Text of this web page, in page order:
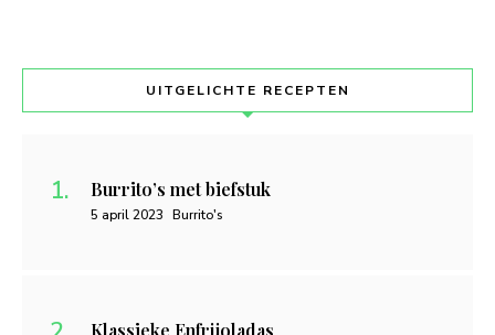
UITGELICHTE RECEPTEN
Burrito’s met biefstuk
5 april 2023 Burrito's
Klassieke Enfrijoladas